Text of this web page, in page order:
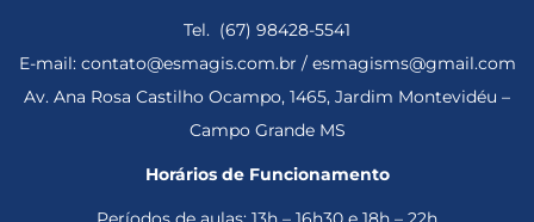
Tel. (67) 98428-5541
E-mail: contato@esmagis.com.br / esmagisms@gmail.com
Av. Ana Rosa Castilho Ocampo, 1465, Jardim Montevidéu –
Campo Grande MS
Horários de Funcionamento